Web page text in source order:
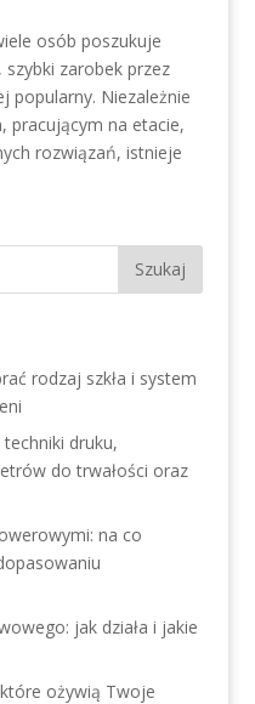
osób poszukuje
zarobek przez
popularny. Niezależnie
pracującym na etacie,
rozwiązań, istnieje
rodzaj szkła i system
druku,
do trwałości oraz
na co
jak działa i jakie
ożywią Twoje